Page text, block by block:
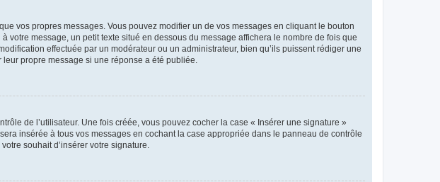
vos propres messages. Vous pouvez modifier un de vos messages en cliquant le bouton
message, un petit texte situé en dessous du message affichera le nombre de fois que
effectuée par un modérateur ou un administrateur, bien qu’ils puissent rédiger une
propre message si une réponse a été publiée.
de l’utilisateur. Une fois créée, vous pouvez cocher la case « Insérer une signature »
insérée à tous vos messages en cochant la case appropriée dans le panneau de contrôle
souhait d’insérer votre signature.